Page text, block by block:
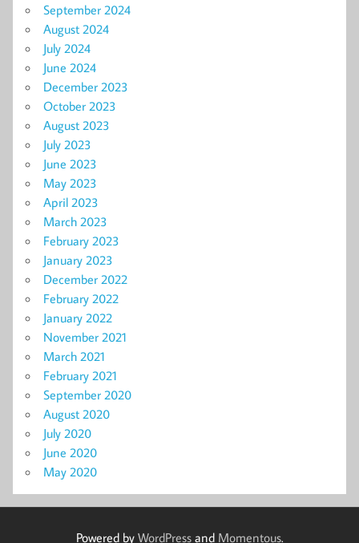
September 2024
August 2024
July 2024
June 2024
December 2023
October 2023
August 2023
July 2023
June 2023
May 2023
April 2023
March 2023
February 2023
January 2023
December 2022
February 2022
January 2022
November 2021
March 2021
February 2021
September 2020
August 2020
July 2020
June 2020
May 2020
Powered by WordPressand Momentous.